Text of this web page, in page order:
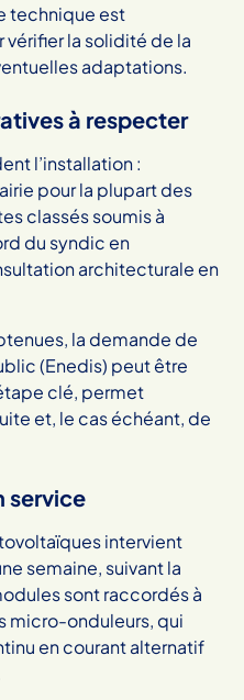
technique est
la solidité de la
adaptations.
à respecter
l’installation :
pour la plupart des
classés soumis à
du syndic en
architecturale en
la demande de
(Enedis) peut être
clé, permet
et, le cas échéant, de
service
intervient
semaine, suivant la
sont raccordés à
micro-onduleurs, qui
en courant alternatif